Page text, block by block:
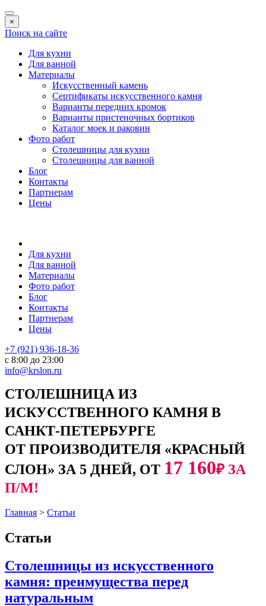
×
Поиск на сайте
Для кухни
Для ванной
Материалы
Искусственный камень
Сертификаты искусственного камня
Варианты передних кромок
Варианты пристеночных бортиков
Каталог моек и раковин
Фото работ
Столешницы для кухни
Столешницы для ванной
Блог
Контакты
Партнерам
Цены
Для кухни
Для ванной
Материалы
Фото работ
Блог
Контакты
Партнерам
Цены
+7 (921) 936-18-36
с 8:00 до 23:00
info@krslon.ru
СТОЛЕШНИЦА ИЗ
ИСКУССТВЕННОГО КАМНЯ В
САНКТ-ПЕТЕРБУРГЕ
ОТ ПРОИЗВОДИТЕЛЯ «КРАСНЫЙ
СЛОН» ЗА 5 ДНЕЙ, ОТ 17 160₽ ЗА
П/М!
Главная > Статьи
Статьи
Столешницы из искусственного
камня: преимущества перед
натуральным